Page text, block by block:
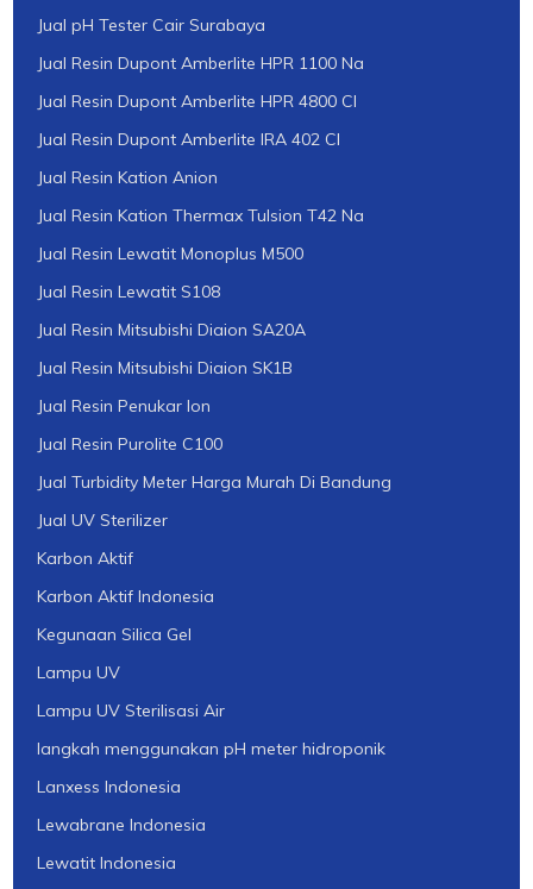
Jual pH Tester Cair Surabaya
Jual Resin Dupont Amberlite HPR 1100 Na
Jual Resin Dupont Amberlite HPR 4800 Cl
Jual Resin Dupont Amberlite IRA 402 Cl
Jual Resin Kation Anion
Jual Resin Kation Thermax Tulsion T42 Na
Jual Resin Lewatit Monoplus M500
Jual Resin Lewatit S108
Jual Resin Mitsubishi Diaion SA20A
Jual Resin Mitsubishi Diaion SK1B
Jual Resin Penukar Ion
Jual Resin Purolite C100
Jual Turbidity Meter Harga Murah Di Bandung
Jual UV Sterilizer
Karbon Aktif
Karbon Aktif Indonesia
Kegunaan Silica Gel
Lampu UV
Lampu UV Sterilisasi Air
langkah menggunakan pH meter hidroponik
Lanxess Indonesia
Lewabrane Indonesia
Lewatit Indonesia